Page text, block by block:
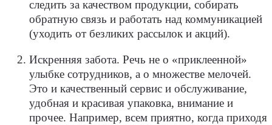
следить за качеством продукции, собирать
обратную связь и работать над коммуникацией
(уходить от безликих рассылок и акций).
Искренняя забота. Речь не о «приклеенной»
улыбке сотрудников, а о множестве мелочей.
Это и качественный сервис и обслуживание,
удобная и красивая упаковка, внимание и
прочее. Например, всем приятно, когда приходя